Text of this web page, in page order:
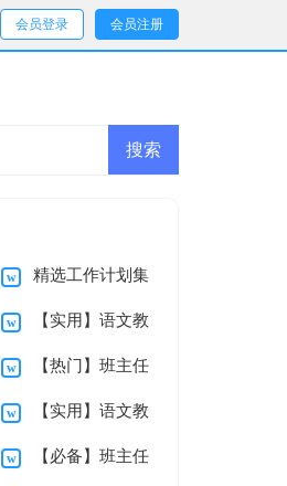
会员登录 会员注册
精选工作计划集
锦七篇【实用】语文教
师教学总结四篇
【热门】班主任
工作计划范文集合
10篇
【实用】语文教
师教学总结三篇
【必备】班主任